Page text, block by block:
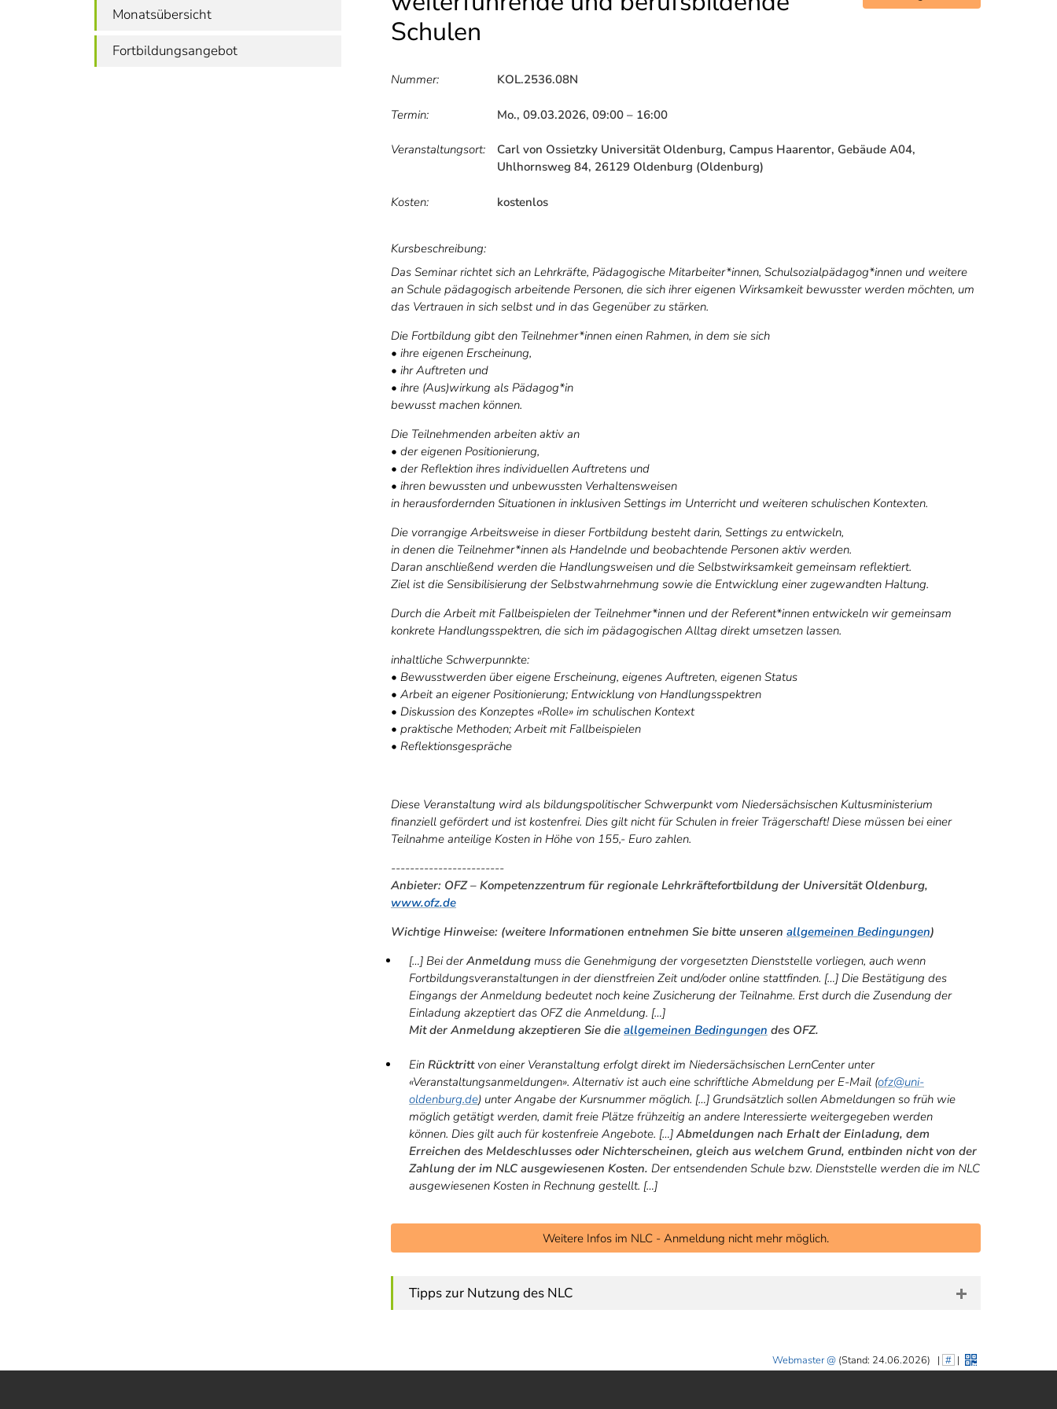
Monatsübersicht
Fortbildungsangebot
Schulen
Nummer: KOL.2536.08N
Termin: Mo., 09.03.2026, 09:00 – 16:00
Veranstaltungsort:
Carl von Ossietzky Universität Oldenburg, Campus Haarentor, Gebäude A04,
Uhlhornsweg 84, 26129 Oldenburg (Oldenburg)
Kosten: kostenlos
Kursbeschreibung:
Das Seminar richtet sich an Lehrkräfte, Pädagogische Mitarbeiter*innen, Schulsozialpädagog*innen und weitere
an Schule pädagogisch arbeitende Personen, die sich ihrer eigenen Wirksamkeit bewusster werden möchten, um
das Vertrauen in sich selbst und in das Gegenüber zu stärken.
Die Fortbildung gibt den Teilnehmer*innen einen Rahmen, in dem sie sich
• ihre eigenen Erscheinung,
• ihr Auftreten und
• ihre (Aus)wirkung als Pädagog*in
bewusst machen können.
Die Teilnehmenden arbeiten aktiv an
• der eigenen Positionierung,
• der Reflektion ihres individuellen Auftretens und
• ihren bewussten und unbewussten Verhaltensweisen
in herausfordernden Situationen in inklusiven Settings im Unterricht und weiteren schulischen Kontexten.
Die vorrangige Arbeitsweise in dieser Fortbildung besteht darin, Settings zu entwickeln,
in denen die Teilnehmer*innen als Handelnde und beobachtende Personen aktiv werden.
Daran anschließend werden die Handlungsweisen und die Selbstwirksamkeit gemeinsam reflektiert.
Ziel ist die Sensibilisierung der Selbstwahrnehmung sowie die Entwicklung einer zugewandten Haltung.
Durch die Arbeit mit Fallbeispielen der Teilnehmer*innen und der Referent*innen entwickeln wir gemeinsam
konkrete Handlungsspektren, die sich im pädagogischen Alltag direkt umsetzen lassen.
inhaltliche Schwerpunnkte:
• Bewusstwerden über eigene Erscheinung, eigenes Auftreten, eigenen Status
• Arbeit an eigener Positionierung; Entwicklung von Handlungsspektren
• Diskussion des Konzeptes «Rolle» im schulischen Kontext
• praktische Methoden; Arbeit mit Fallbeispielen
• Reflektionsgespräche
Diese Veranstaltung wird als bildungspolitischer Schwerpunkt vom Niedersächsischen Kultusministerium
finanziell gefördert und ist kostenfrei. Dies gilt nicht für Schulen in freier Trägerschaft! Diese müssen bei einer
Teilnahme anteilige Kosten in Höhe von 155,- Euro zahlen.
------------------------
Anbieter: OFZ – Kompetenzzentrum für regionale Lehrkräftefortbildung der Universität Oldenburg,
www.ofz.de
Wichtige Hinweise: (weitere Informationen entnehmen Sie bitte unseren allgemeinen Bedingungen)
[…] Bei derAnmeldung muss die Genehmigung der vorgesetzten Dienststelle vorliegen, auch wenn
Fortbildungsveranstaltungen in der dienstfreien Zeit und/oder online stattfinden. […] Die Bestätigung des
Eingangs der Anmeldung bedeutet noch keine Zusicherung der Teilnahme. Erst durch die Zusendung der
Einladung akzeptiert das OFZ die Anmeldung. […]
Mit der Anmeldung akzeptieren Sie die allgemeinen Bedingungen des OFZ.
Ein Rücktrittvon einer Veranstaltung erfolgt direkt im Niedersächsischen LernCenter unter
«Veranstaltungsanmeldungen». Alternativ ist auch eine schriftliche Abmeldung per E-Mail (ofz@uni-
oldenburg.de) unter Angabe der Kursnummer möglich. […] Grundsätzlich sollen Abmeldungen so früh wie
möglich getätigt werden, damit freie Plätze frühzeitig an andere Interessierte weitergegeben werden
können. Dies gilt auch für kostenfreie Angebote. […]Abmeldungen nach Erhalt der Einladung, dem
Erreichen des Meldeschlusses oder Nichterscheinen, gleich aus welchem Grund, entbinden nicht von der
Zahlung der im NLC ausgewiesenen Kosten. Der entsendenden Schule bzw. Dienststelle werden die im NLC
ausgewiesenen Kosten in Rechnung gestellt. […]
Weitere Infos im NLC - Anmeldung nicht mehr möglich.
Tipps zur Nutzung des NLC
Webmaster (Stand: 24.06.2026) | # |